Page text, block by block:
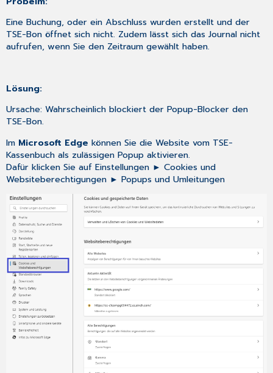
Eine Buchung, oder ein Abschluss wurden erstellt und der
TSE-Bon öffnet sich nicht. Zudem lässt sich das Journal nicht
aufrufen, wenn Sie den Zeitraum gewählt haben.
Lösung:
Ursache: Wahrscheinlich blockiert der Popup-Blocker den
TSE-Bon.
Im Microsoft Edge können Sie die Website vom TSE-
Kassenbuch als zulässigen Popup aktivieren.
Dafür klicken Sie auf Einstellungen ► Cookies und
Websiteberechtigungen ► Popups und Umleitungen